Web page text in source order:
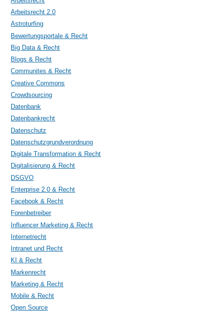
Arbeitsrecht 2.0
Astroturfing
Bewertungsportale & Recht
Big Data & Recht
Blogs & Recht
Communites & Recht
Creative Commons
Crowdsourcing
Datenbank
Datenbankrecht
Datenschutz
Datenschutzgrundverordnung
Digitale Transformation & Recht
Digitalisierung & Recht
DSGVO
Enterprise 2.0 & Recht
Facebook & Recht
Forenbetreiber
Influencer Marketing & Recht
Internetrecht
Intranet und Recht
KI & Recht
Markenrecht
Marketing & Recht
Mobile & Recht
Open Source